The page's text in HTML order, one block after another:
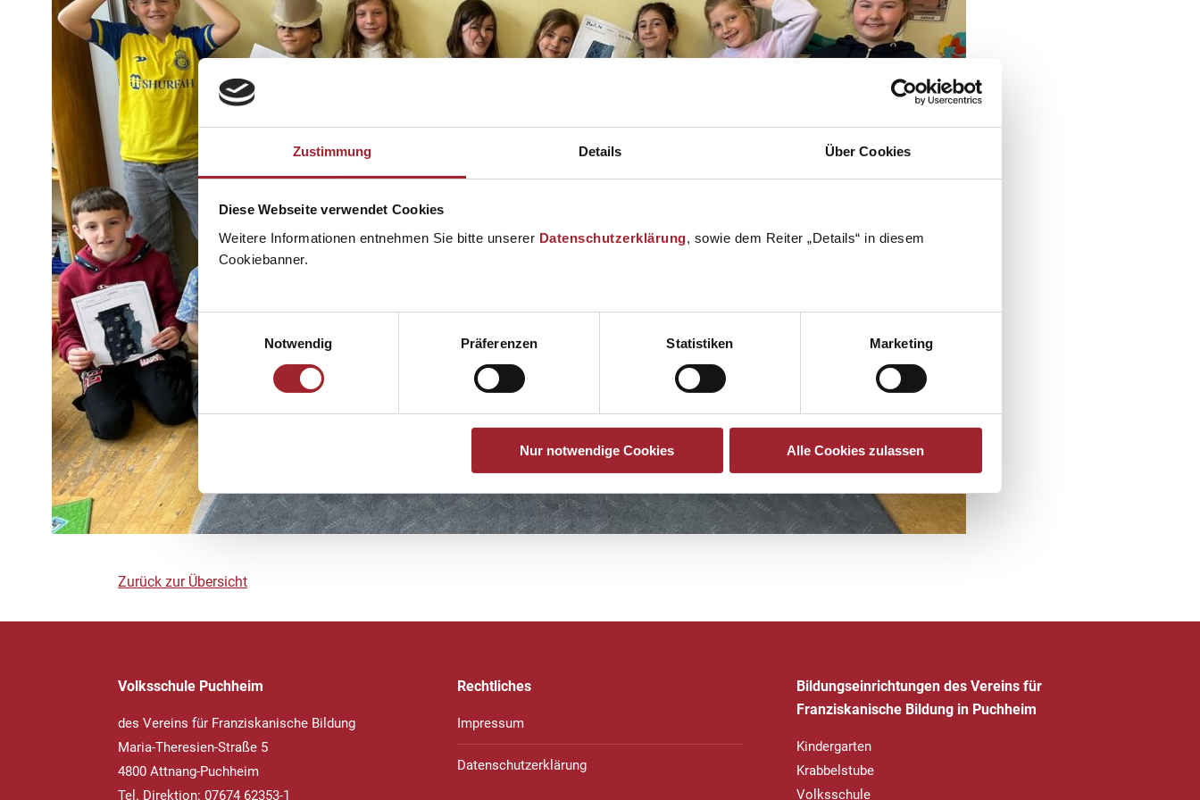
Zustimmung Details Über Cookies
Diese Webseite verwendet Cookies
Weitere Informationen entnehmen Sie bitte unserer Datenschutzerklärung, sowie dem Reiter „Details“ in diesem
Cookiebanner.
Einwilligungsauswahl
Notwendig
Präferenzen Statistiken Marketing
Nur notwendige Cookies Alle Cookies zulassen
Zurück zur Übersicht
Volksschule Puchheim
des Vereins für Franziskanische Bildung
Maria-Theresien-Straße 5
4800 Attnang-Puchheim
Tel. Direktion: 07674 62353-1
Rechtliches
Impressum
Datenschutzerklärung
Bildungseinrichtungen des Vereins für
Franziskanische Bildung in Puchheim
Kindergarten
Krabbelstube
Volksschule